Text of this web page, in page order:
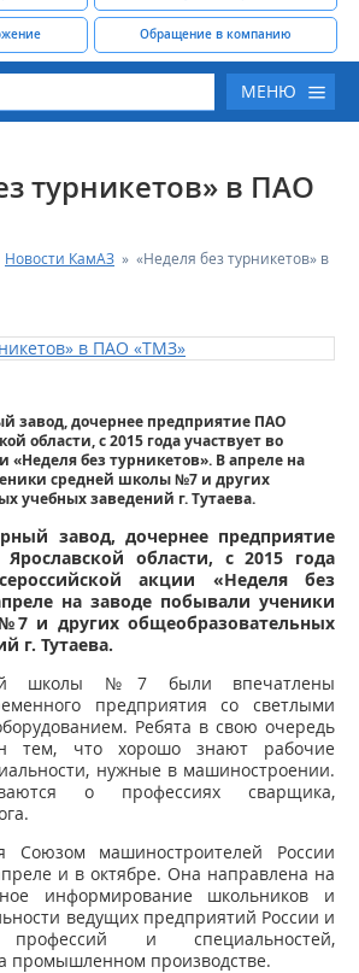
Обращение в компанию
МЕНЮ
КАМАЗ
турникетов» в ПАО
Новости КамАЗ » «Неделя без турникетов» в
завод, дочернее предприятие ПАО
области, с 2015 года участвует во
«Неделя без турникетов». В апреле на
средней школы №7 и других
учебных заведений г. Тутаева.
завод, дочернее предприятие
области, с 2015 года
акции «Неделя без
на заводе побывали ученики
и других общеобразовательных
г. Тутаева.
школы №7 были впечатлены
предприятия со светлыми
Ребята в свою очередь
тем, что хорошо знают рабочие
нужные в машиностроении.
о профессиях сварщика,
Союзом машиностроителей России
и в октябре. Она направлена на
информирование школьников и
ведущих предприятий России и
профессий и специальностей,
промышленном производстве.